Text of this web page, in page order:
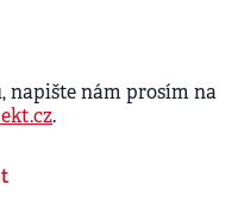
napište nám prosím na
.